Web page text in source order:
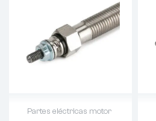
Partes eléctricas motor